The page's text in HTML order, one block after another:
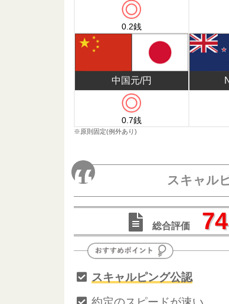
※原則固定(例外あり)
0.2銭
中国元/円
0.7銭
スキャル
総合評価 74
スキャルピング公認